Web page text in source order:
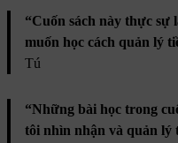
“Cuốn sách này thực sự
muốn học cách quản lý
Tú
“Những bài học trong
tôi nhìn nhận và quản lý